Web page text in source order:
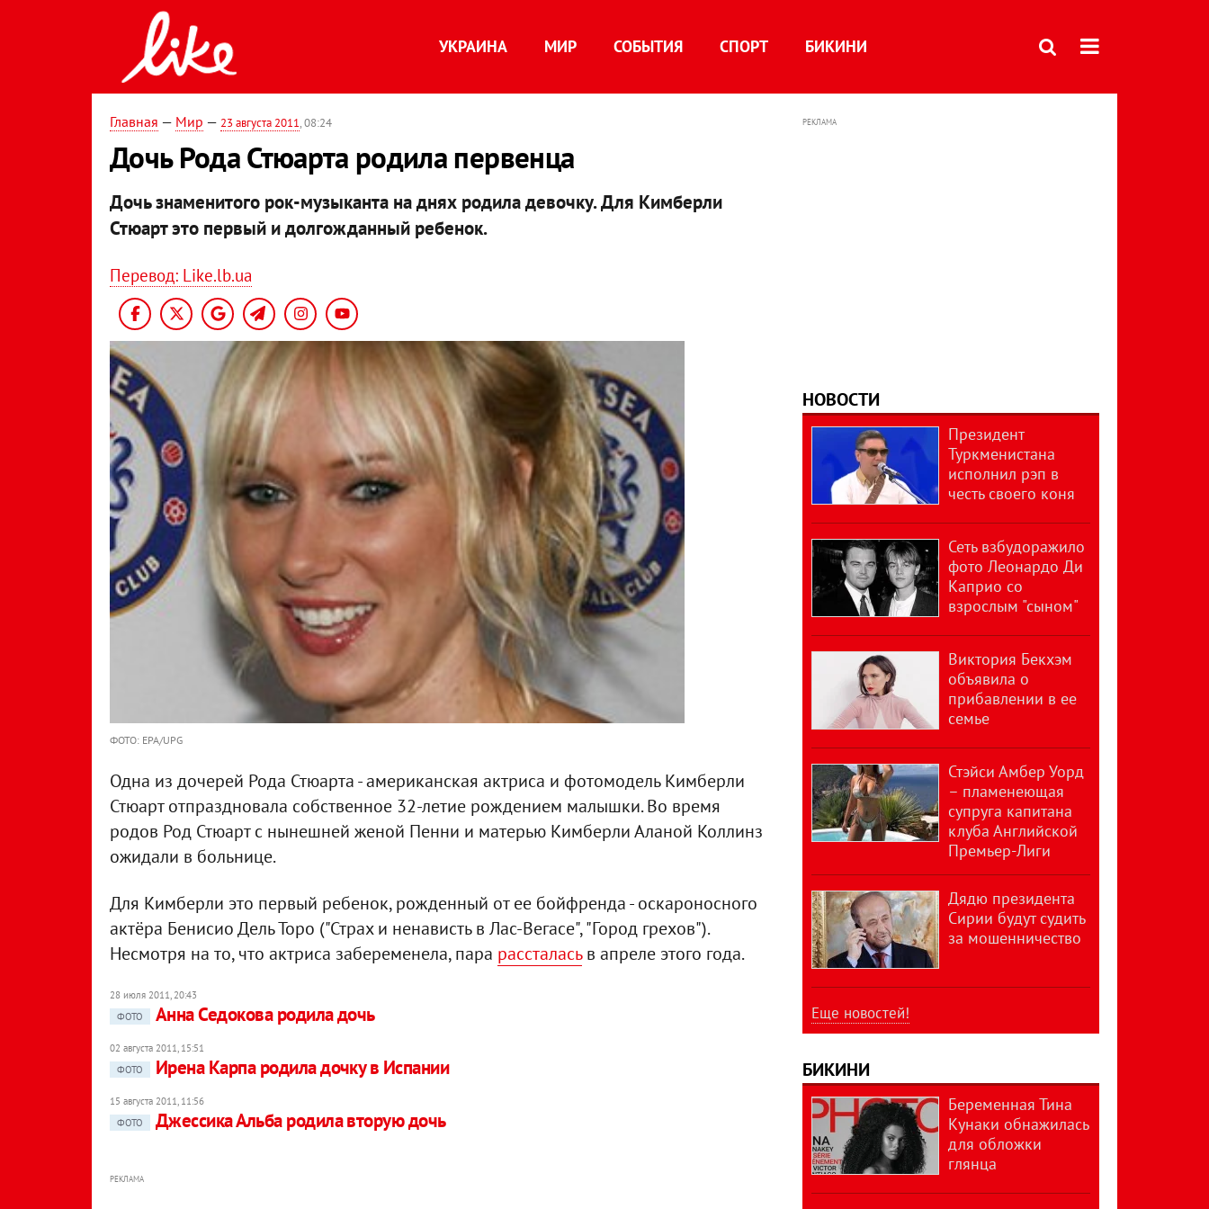
УКРАИНА МИР СОБЫТИЯ СПОРТ БИКИНИ
Главная — Мир — 23 августа 2011, 08:24
Дочь Рода Стюарта родила первенца
Дочь знаменитого рок-музыканта на днях родила девочку. Для Кимберли
Стюарт это первый и долгожданный ребенок.
Перевод: Like.lb.ua
ФОТО: EPA/UPG
Одна из дочерей Рода Стюарта - американская актриса и фотомодель Кимберли
Стюарт отпраздновала собственное 32-летие рождением малышки. Во время
родов Род Стюарт с нынешней женой Пенни и матерью Кимберли Аланой Коллинз
ожидали в больнице.
Для Кимберли это первый ребенок, рожденный от ее бойфренда - оскароносного
актёра Бенисио Дель Торо ("Страх и ненависть в Лас-Вегасе", "Город грехов").
Несмотря на то, что актриса забеременела, пара рассталасьв апреле этого года.
28 июля 2011, 20:43
ФОТО
Анна Седокова родила дочь
02 августа 2011, 15:51
ФОТО
Ирена Карпа родила дочку в Испании
15 августа 2011, 11:56
ФОТО
Джессика Альба родила вторую дочь
РЕКЛАМА
РЕКЛАМА
НОВОСТИ
Президент
Туркменистана
исполнил рэп в
честь своего коня
Сеть взбудоражило
фото Леонардо Ди
Каприо со
взрослым "сыном"
Виктория Бекхэм
объявила о
прибавлении в ее
семье
Стэйси Амбер Уорд
– пламенеющая
супруга капитана
клуба Английской
Премьер-Лиги
Дядю президента
Сирии будут судить
за мошенничество
Еще новостей!
БИКИНИ
Беременная Тина
Кунаки обнажилась
для обложки
глянца